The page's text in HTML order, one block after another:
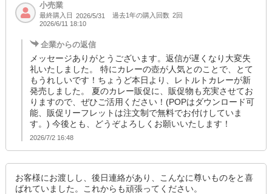
小売業
最終購入日 2026/5/31 過去1年の購入回数 2回
2026/6/11 18:10
企業からの返信
メッセージありがとうございます。返信が遅くなり大変失
礼いたしました。 特にカレーの壺が人気とのことで、とて
もうれしいです！ちょうど本日より、レトルトカレーが新
発売しました。 夏のカレー販促に、販促物も充実させてお
りますので、ぜひご活用ください！(POPはダウンロード可
能、販促リーフレットは注文制で無料でお付けしていま
す。) 今後とも、どうぞよろしくお願いいたします！
2026/7/2 16:48
お客様にお渡しし、後日連絡があり、こんなに尊いものをと喜
ばれていました。これからも頑張ってください。